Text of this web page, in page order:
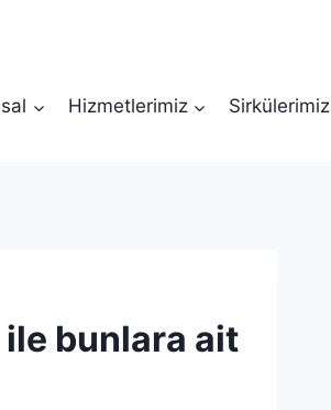
Hizmetlerimiz Sirkülerimiz
ile bunlara ait